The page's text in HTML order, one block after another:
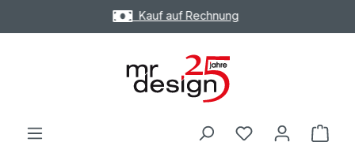
Zum Hauptinhalt springenExpress Versand möglich